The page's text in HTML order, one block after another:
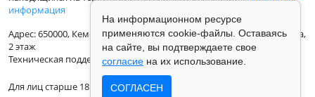
информация
Адрес: 650000, Кемеровская Область, г.Кемерово, ул.Кузбасская 33а,
2 этаж
Техническая поддержка: support@vse42.ru
Для лиц старше 18 лет.
На информационном ресурсе
применяются cookie-файлы. Оставаясь
на сайте, вы подтверждаете свое
согласие на их использование.
СОГЛАСЕН